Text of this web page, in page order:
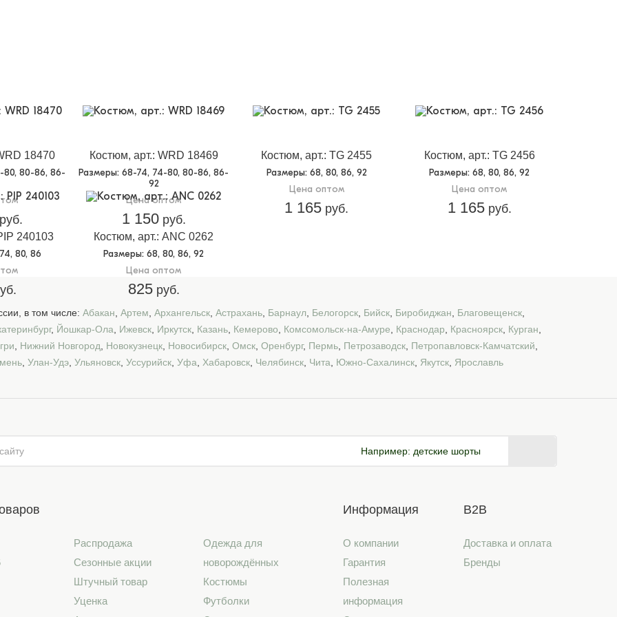
18470
80, 80-86, 86-
Костюм, арт.: WRD 18469
Размеры: 68-74, 74-80, 80-86, 86-
92
Цена оптом
1 150руб.
Костюм, арт.: TG 2455
Размеры: 68, 80, 86, 92
Цена оптом
1 165 руб.
Костюм, арт.: TG 2456
Размеры: 68, 80, 86, 92
Цена оптом
1 165руб.
240103
80, 86
Костюм, арт.: ANC 0262
Размеры: 68, 80, 86, 92
Цена оптом
825руб.
в том числе: Абакан Артем Архангельск Астрахань Барнаул Белогорск Бийск Биробиджан Благовещенск
, Йошкар-Ола Ижевск Иркутск Казань Кемерово Комсомольск-на-Амуре Краснодар Красноярск Курган
Нижний Новгород Новокузнецк Новосибирск Омск Оренбург, Пермь Петрозаводск Петропавловск-Камчатский
Улан-Удэ Ульяновск Уссурийск Уфа Хабаровск Челябинск Чита Южно-Сахалинск Якутск Ярославль
Например: детские шорты
Распродажа
Сезонные акции
Штучный товар
Уценка
Одежда для
новорождённых
Костюмы
Футболки
Информация
О компании
Гарантия
Полезная
информация
B2B
Доставка и оплата
Бренды